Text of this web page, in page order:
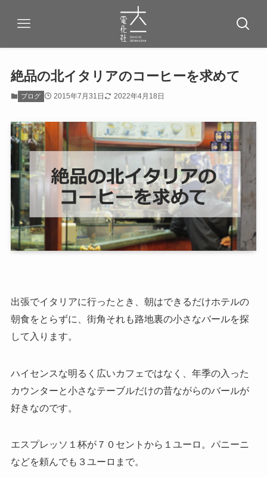
絶品の北イタリアのコーヒーを求めて
ブログ 2015年7月31日 2022年4月18日
出張でイタリアに行ったとき、朝はできるだけホテルの
朝食をとらずに、街角それも路地裏の小さなバールを探
して入ります。
ハイセンスな明るく広いカフェではなく、年季の入った
カウンターと小さなテーブルだけの昔ながらのバールが
好きなのです。
エスプレッソ１杯が７０セントから１ユーロ。パニーニ
などを頼んでも３ユーロまで。